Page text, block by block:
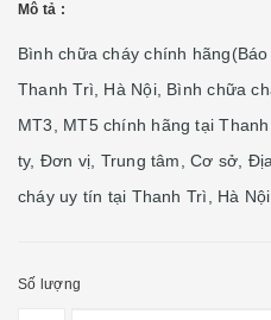
Mô tả :
Bình chữa cháy chính
Thanh Trì, Hà Nội, Bình chữa
MT3, MT5 chính hãng tại
ty, Đơn vị, Trung tâm, Cơ sở,
cháy uy tín tại Thanh Trì, Hà Nội.
Số lượng